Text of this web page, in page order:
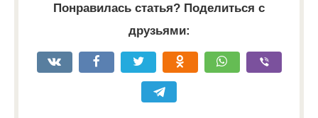
Понравилась статья? Поделиться с
друзьями: